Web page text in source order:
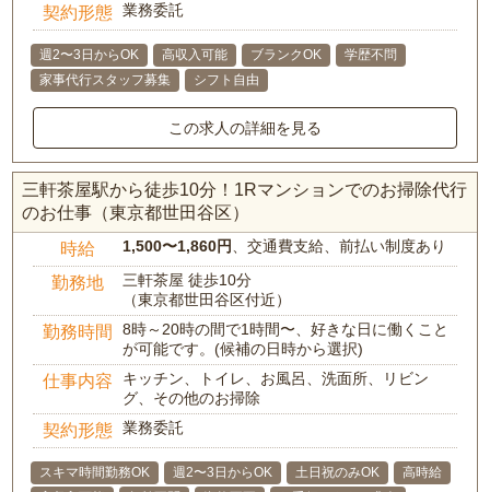
契約形態 業務委託
週2〜3日からOK 高収入可能 ブランクOK
学歴不問
家事代行スタッフ募集
シフト自由
この求人の詳細を見る
三軒茶屋駅から徒歩10分！1Rマンションでのお掃除代行
のお仕事（東京都世田谷区）
時給 1,500〜1,860円、交通費支給、前払い制度あり
勤務地
三軒茶屋 徒歩10分
（東京都世田谷区付近）
勤務時間
8時～20時の間で1時間〜、好きな日に働くこと
が可能です。(候補の日時から選択)
仕事内容
キッチン、トイレ、お風呂、洗面所、リビン
グ、その他のお掃除
契約形態 業務委託
スキマ時間勤務OK 週2〜3日からOK 土日祝のみOK
高時給